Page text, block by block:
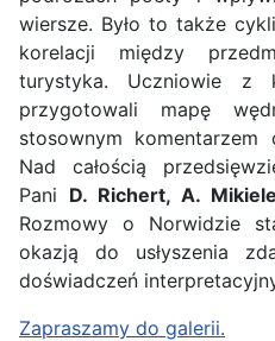
wiersze. Było to także
korelacji między
turystyka. Uczniowie z
przygotowali mapę
stosownym komentarzem
Nad całością
Pani D. Richert, A.
Rozmowy o Norwidzie
okazją do usłyszenia
doświadczeń
Zapraszamy do galerii.